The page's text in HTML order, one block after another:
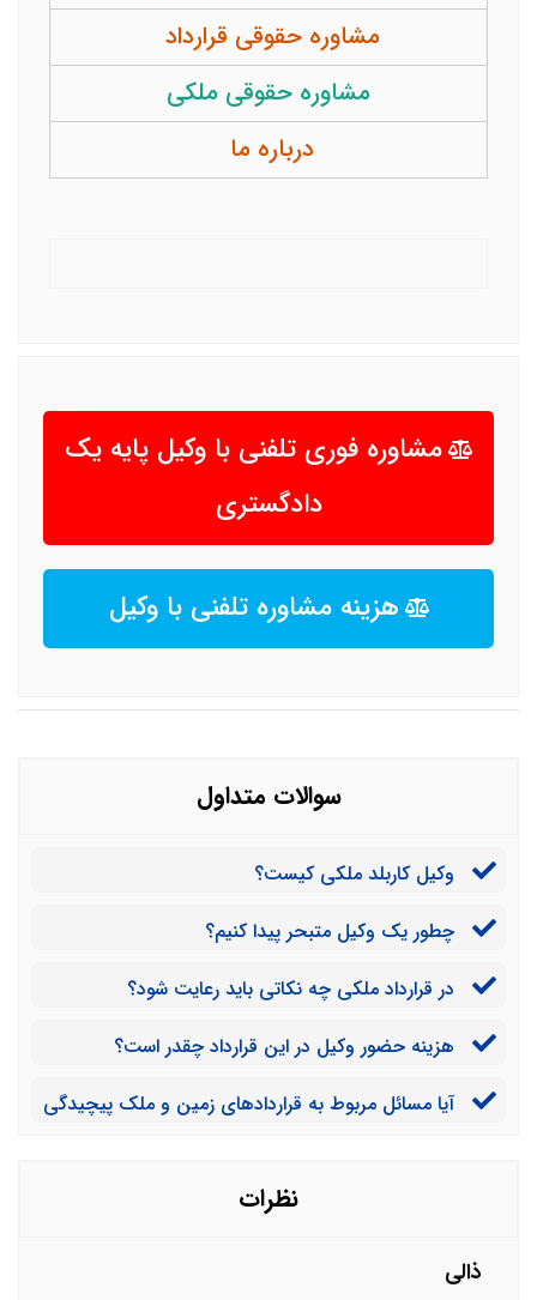
مشاوره حقوقی قرارداد
مشاوره حقوقی ملکی
درباره ما
مشاوره فوری تلفنی با وکیل پایه یک
دادگستری
هزینه مشاوره تلفنی با وکیل
سوالات متداول
چطور یک وکیل متبحر پیدا کنیم؟
آیا مسائل مربوط به قراردادهای زمین و ملک پیچیدگی
نظرات
ذالی